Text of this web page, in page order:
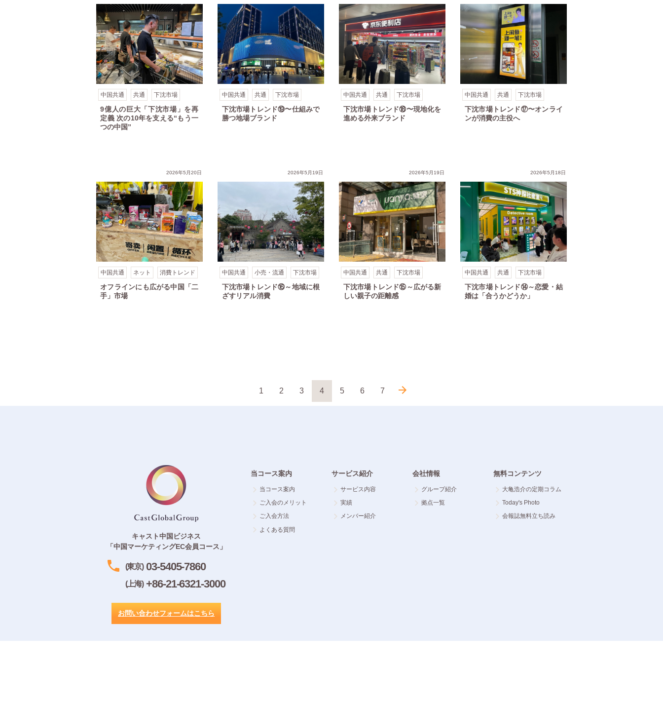
中国共通 共通 下沈市場
9億人の巨大「下沈市場」を再
定義 次の10年を支える“もう一
つの中国”
中国共通 共通 下沈市場
下沈市場トレンド⑲〜仕組みで
勝つ地場ブランド
中国共通 共通 下沈市場
下沈市場トレンド⑱〜現地化を
進める外来ブランド
中国共通 共通 下沈市場
下沈市場トレンド⑰〜オンライ
ンが消費の主役へ
2026年5月20日
中国共通 ネット 消費トレンド
オフラインにも広がる中国「二
手」市場
2026年5月19日
中国共通 小売・流通 下沈市場
下沈市場トレンド⑯～地域に根
ざすリアル消費
2026年5月19日
中国共通 共通 下沈市場
下沈市場トレンド⑮～広がる新
しい親子の距離感
2026年5月18日
中国共通 共通 下沈市場
下沈市場トレンド⑭～恋愛・結
婚は「合うかどうか」
1 2 3 4 5 6 7
キャスト中国ビジネス
「中国マーケティングEC会員コース」
(東京)03-5405-7860
(上海)+86-21-6321-3000
お問い合わせフォームはこちら
当コース案内
当コース案内
ご入会のメリット
ご入会方法
よくある質問
サービス紹介
サービス内容
実績
メンバー紹介
会社情報
グループ紹介
拠点一覧
無料コンテンツ
大亀浩介の定期コラム
Today's Photo
会報誌無料立ち読み